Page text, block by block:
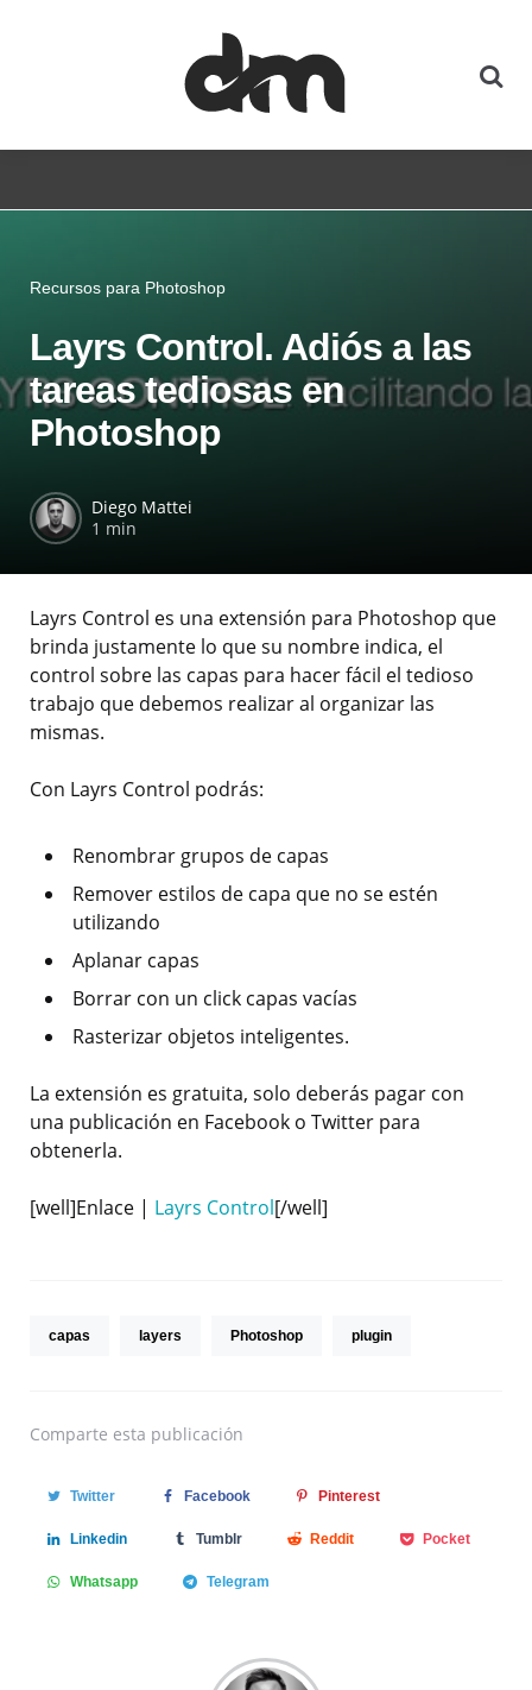
Recursos para Photoshop
Layrs Control. Adiós a las
tareas tediosas en
Photoshop
Diego Mattei
1 min
Layrs Control es una extensión para Photoshop que
brinda justamente lo que su nombre indica, el
control sobre las capas para hacer fácil el tedioso
trabajo que debemos realizar al organizar las
mismas.
Con Layrs Control podrás:
Renombrar grupos de capas
Remover estilos de capa que no se estén
utilizando
Aplanar capas
Borrar con un click capas vacías
Rasterizar objetos inteligentes.
La extensión es gratuita, solo deberás pagar con
una publicación en Facebook o Twitter para
obtenerla.
[well]Enlace | Layrs Control[/well]
capas layers Photoshop plugin
Comparte esta publicación
Twitter Facebook Pinterest
Linkedin Tumblr Reddit Pocket
Whatsapp Telegram